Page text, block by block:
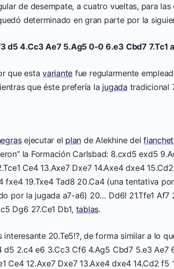
de desempate, a cuatro vueltas, para
determinado en gran parte por la
d5 4.Cc3 Ae7 5.Ag5 0-0 6.e3 Cbd7 7.Tc1
que estavariante fue regularmente
que éste prefería la jugada tradicional
ejecutar el plan de Alekhine del
la Formación Carlsbad: 8.cxd5 exd5
Ce4 13.Axe7 Dxe7 14.Axe4 dxe4
fxe4 19.Txe4 Tad8 20.Ca4 (una tentativa
por la jugada a7-a6) 20… Dd6! 21.Tfe1 Af7
Dg6 27.Ce1 Db1, tablas.
interesante 20.Te5!?, de forma similar a lo
d5 2.c4 e6 3.Cc3 Cf6 4.Ag5 Cbd7 5.e3
Ce4 12.Axe7 Dxe7 13.Axe4 dxe4 14.Cd2